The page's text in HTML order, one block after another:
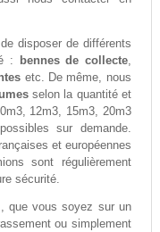
disposer de différents
:
bennes de collecte,
etc. De même, nous
selon la quantité et
12m3, 15m3, 20m3
sur demande.
et européennes
sont régulièrement
sécurité.
, que vous soyez sur un
ou simplement